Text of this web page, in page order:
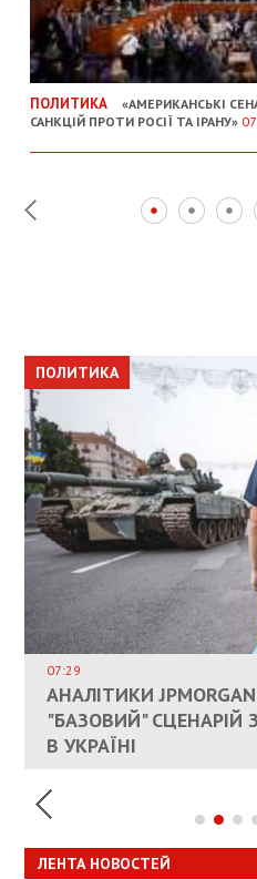
ПОЛИТИКА
«АМЕРИКАНСЬКІ
САНКЦІЙ ПРОТИ РОСІЇ ТА ІРАНУ»
ПОЛИТИКА
КАНДИДАТ В
ЕС ПРЕКРАТИТЬ
УКРАИНЕ
ПОЛИТИКА
07:29
АНАЛІТИКИ
"БАЗОВИЙ" СЦЕНАРІЙ
В УКРАЇНІ
ОБЩЕСТВО
ВЛАСНИКАМ
ДОЗВОЛИЛИ НЕ
ПОЛИТИКА
ИНТЕГРАЦИЯ
СОСТОИТСЯ В
РЮТТЕ
ЭКОНОМИКА
ПАЛИВНИЙ РИНОК
АНАЛІТИКИ
СПЕКУЛЯЦІЇ
ЛЕНТА НОВОСТЕЙ